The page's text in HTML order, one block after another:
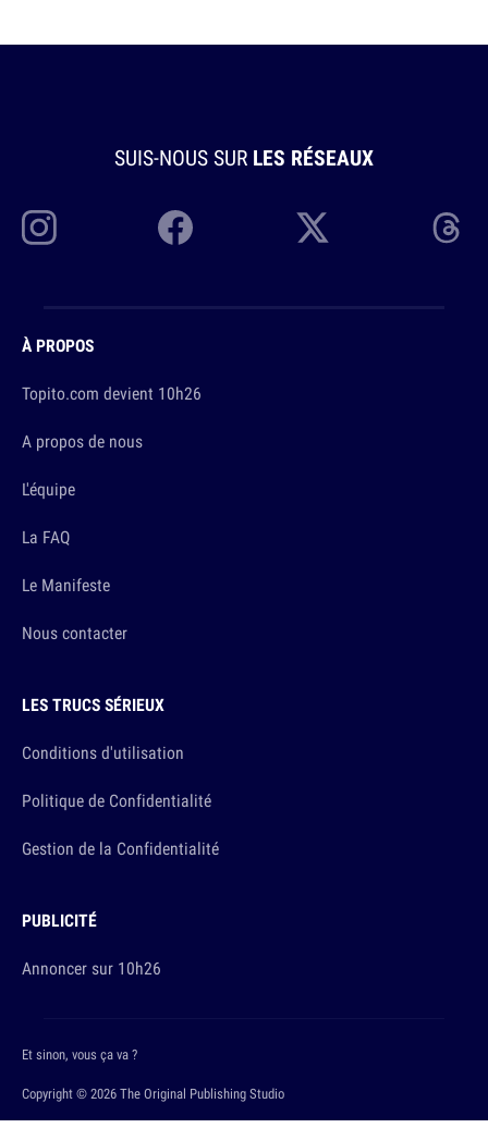
SUIS-NOUS SUR LES RÉSEAUX
À PROPOS
Topito.com devient 10h26
A propos de nous
L'équipe
La FAQ
Le Manifeste
Nous contacter
LES TRUCS SÉRIEUX
Conditions d'utilisation
Politique de Confidentialité
Gestion de la Confidentialité
PUBLICITÉ
Annoncer sur 10h26
Copyright © 2026 The Original Publishing Studio
Et sinon, vous ça va ?